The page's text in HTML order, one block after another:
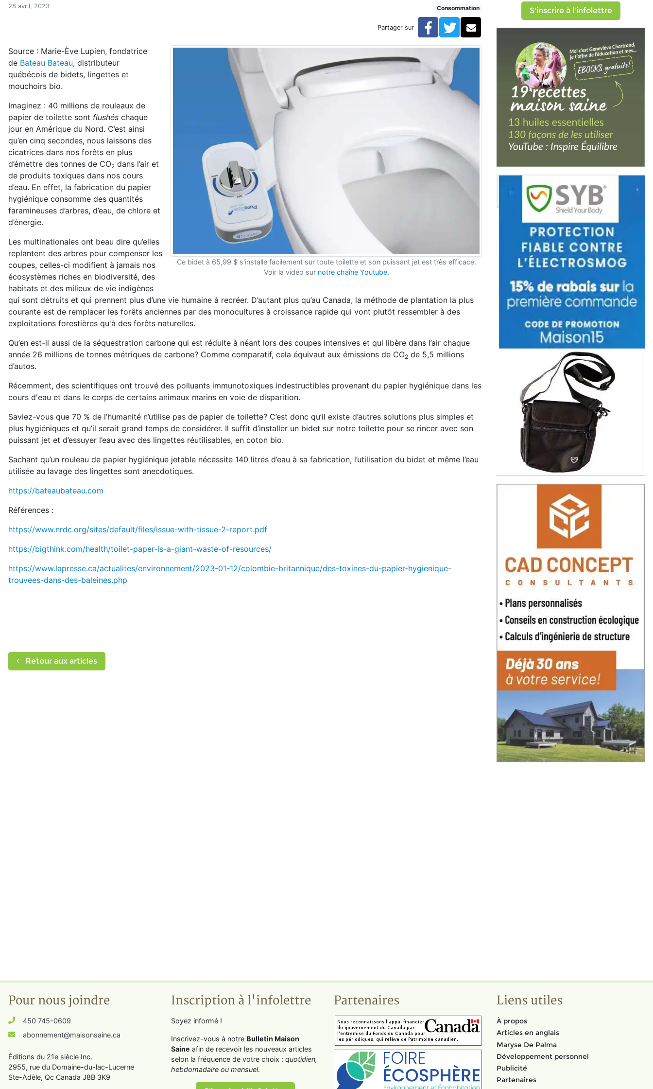
Accueil
Dire adieu au papier de toilette
28 avril, 2023 Consommation
Partager sur Facebook
TwitterCourriel
Ce bidet à 65,99 $ s'installe facilement sur toute toilette et son puissant jet est très efficace.
Voir la vidéo sur notre chaîne Youtube.
Source : Marie-Ève Lupien, fondatrice
de Bateau Bateau, distributeur
québécois de bidets, lingettes et
mouchoirs bio.
Imaginez : 40 millions de rouleaux de
papier de toilette sont flushés chaque
jour en Amérique du Nord. C’est ainsi
qu’en cinq secondes, nous laissons des
cicatrices dans nos forêts en plus
d’émettre des tonnes de CO2 dans l’air et
de produits toxiques dans nos cours
d’eau. En effet, la fabrication du papier
hygiénique consomme des quantités
faramineuses d’arbres, d’eau, de chlore et
d’énergie.
Les multinationales ont beau dire qu’elles
replantent des arbres pour compenser les
coupes, celles-ci modifient à jamais nos
écosystèmes riches en biodiversité, des
habitats et des milieux de vie indigènes
qui sont détruits et qui prennent plus d’une vie humaine à recréer. D’autant plus qu’au Canada, la méthode de plantation la plus
courante est de remplacer les forêts anciennes par des monocultures à croissance rapide qui vont plutôt ressembler à des
exploitations forestières qu'à des forêts naturelles.
Qu’en est-il aussi de la séquestration carbone qui est réduite à néant lors des coupes intensives et qui libère dans l’air chaque
année 26 millions de tonnes métriques de carbone? Comme comparatif, cela équivaut aux émissions de CO2 de 5,5 millions
d’autos.
Récemment, des scientifiques ont trouvé des polluants immunotoxiques indestructibles provenant du papier hygiénique dans les
cours d'eau et dans le corps de certains animaux marins en voie de disparition.
Saviez-vous que 70 % de l’humanité n’utilise pas de papier de toilette? C’est donc qu’il existe d’autres solutions plus simples et
plus hygiéniques et qu’il serait grand temps de considérer. Il suffit d’installer un bidet sur notre toilette pour se rincer avec son
puissant jet et d’essuyer l’eau avec des lingettes réutilisables, en coton bio.
Sachant qu’un rouleau de papier hygiénique jetable nécessite 140 litres d’eau à sa fabrication, l’utilisation du bidet et même l’eau
utilisée au lavage des lingettes sont anecdotiques.
https://bateaubateau.com
Références :
https://www.nrdc.org/sites/default/files/issue-with-tissue-2-report.pdf
https://bigthink.com/health/toilet-paper-is-a-giant-waste-of-resources/
https://www.lapresse.ca/actualites/environnement/2023-01-12/colombie-britannique/des-toxines-du-papier-hygienique-
trouvees-dans-des-baleines.php
Retour aux articles
S'inscrire à l'infolettre
Pour nous joindre
450 745-0609
abonnement@maisonsaine.ca
Éditions du 21e siècle Inc.
2955, rue du Domaine-du-lac-Lucerne
Ste-Adèle, Qc Canada J8B 3K9
Inscription à l'infolettre
Soyez informé !
Inscrivez-vous à notre Bulletin Maison
Saine afin de recevoir les nouveaux articles
selon la fréquence de votre choix : quotidien,
hebdomadaire ou mensuel.
Partenaires Liens utiles
À propos
Articles en anglais
Maryse De Palma
Développement personnel
Publicité
Partenaires